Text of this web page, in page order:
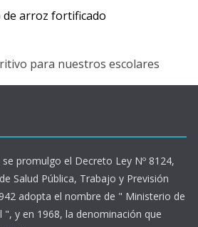
de arroz fortificado
para nuestros escolares
promulgo el Decreto Ley Nº 8124,
Salud Pública, Trabajo y Previsión
adopta el nombre de " Ministerio de
", y en 1968, la denominación que